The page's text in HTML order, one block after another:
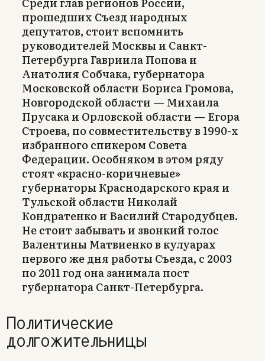
прошедших Съезд народных
депутатов, стоит вспомнить
руководителей Москвы и Санкт-
Петербурга Гавриила Попова и
Анатолия Собчака, губернатора
Московской области Бориса Громова,
Новгородской области — Михаила
Прусака и Орловской области — Егора
Строева, по совместительству в 1990-х
избранного спикером Совета
Федерации. Особняком в этом ряду
стоят «красно-коричневые»
губернаторы Краснодарского края и
Тульской области Николай
Кондратенко и Василий Стародубцев.
Не стоит забывать и звонкий голос
Валентины Матвиенко в кулуарах
первого же дня работы Съезда, с 2003
по 2011 год она занимала пост
губернатора Санкт-Петербурга.
Политические
долгожительницы